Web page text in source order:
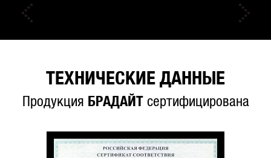
ТЕХНИЧЕСКИЕ ДАННЫЕ
Продукция БРАДАЙТсертифицирована